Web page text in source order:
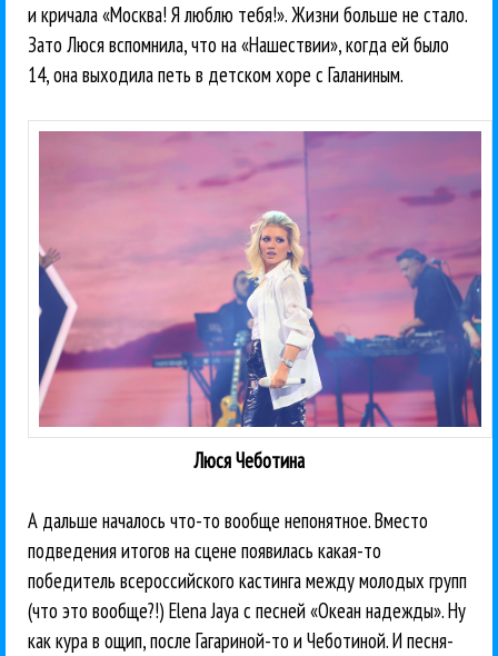
и кричала «Москва! Я люблю тебя!». Жизни больше не стало.
Зато Люся вспомнила, что на «Нашествии», когда ей было
14, она выходила петь в детском хоре с Галаниным.
Люся Чеботина
А дальше началось что-то вообще непонятное. Вместо
подведения итогов на сцене появилась какая-то
победитель всероссийского кастинга между молодых групп
(что это вообще?!) Elena Jaya с песней «Океан надежды». Ну
как кура в ощип, после Гагариной-то и Чеботиной. И песня-